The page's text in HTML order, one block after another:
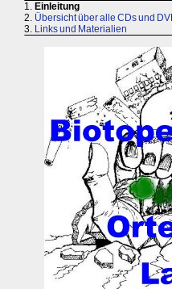
1. Einleitung
2. Übersicht über alle CDs und
3. Links und Materialien